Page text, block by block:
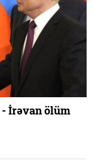
İrəvan ölüm